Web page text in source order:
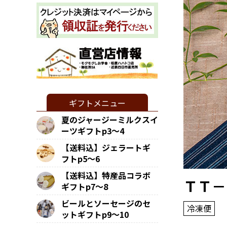
ＴＴ
冷凍便
ギフトメニュー
夏のジャージーミルクスイ
ーツギフトp3～4
【送料込】ジェラートギ
フトp5～6
【送料込】特産品コラボ
ギフトp7～8
ビールとソーセージのセ
ットギフトp9～10